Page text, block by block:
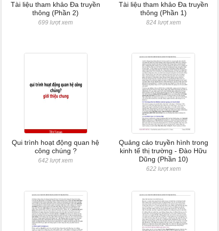
Tài liệu tham khảo Đa truyền
thông (Phần 2)
699 lượt xem
Tài liệu tham khảo Đa truyền
thông (Phần 1)
824 lượt xem
Qui trình hoạt động quan hệ
công chúng ?
642 lượt xem
Quảng cáo truyền hình trong
kinh tế thị trường - Đào Hữu
Dũng (Phần 10)
622 lượt xem